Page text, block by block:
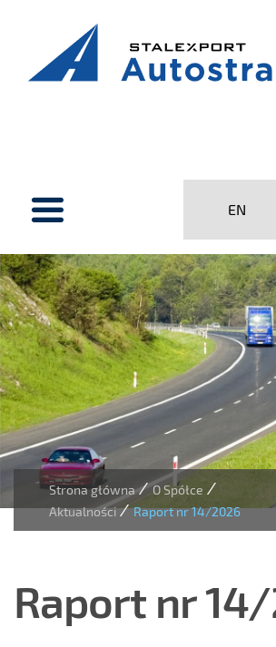
Stalexport
Autostrady
SA
EN
Strona główna/ O Spółce /
Aktualności/ Raport nr 14/2026
Raport nr